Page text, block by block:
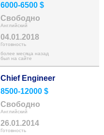
6000-6500 $
Свободно
Английский
04.01.2018
Готовность
более месяца назад
был на сайте
Chief Engineer
8500-12000 $
Свободно
Английский
26.01.2014
Готовность